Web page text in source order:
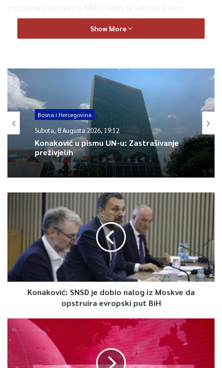
izazovima u kontekstu NATO vježbi te odnosa Rusije i
Bjelorusije.
O novim metodama liječenja teških oboljenja govori
Sefić iz Udruženja oboljelih od raka prostate FBiH. Tema
razgovora su i aktivnosti povodom predstojećeg mjeseca
posvećenog muškom zdravlju.
0
Article Rating
Show More
Bosna i Hercegovina
Subota, 8 Augusta 2026, 19:12
Konaković u pismu UN-u: Zastrašivanje
preživjelih
Konaković: SNSD je dobio nalog iz Moskve da
opstruira evropski put BiH